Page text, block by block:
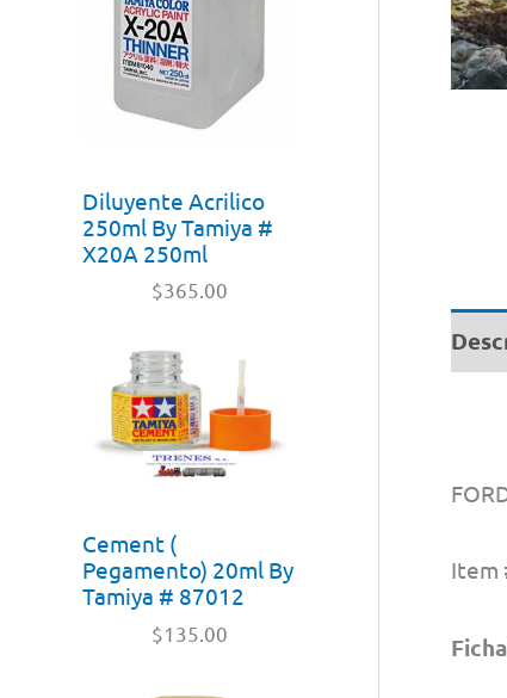
Diluyente Acrilico
250ml By Tamiya #
X20A 250ml
$365.00
Cement (
Pegamento) 20ml By
Tamiya # 87012
$135.00
Item